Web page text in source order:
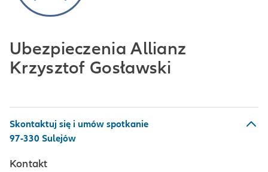
Ubezpieczenia Allianz
Krzysztof Gosławski
Skontaktuj się i umów spotkanie
97-330 Sulejów
Kontakt